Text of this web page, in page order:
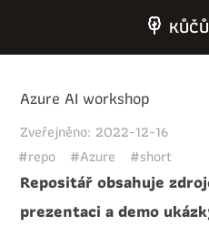
Azure AI workshop
Zveřejněno: 2022-12-16
#repo
#Azure #short
Repositář obsahuje
prezentaci a demo